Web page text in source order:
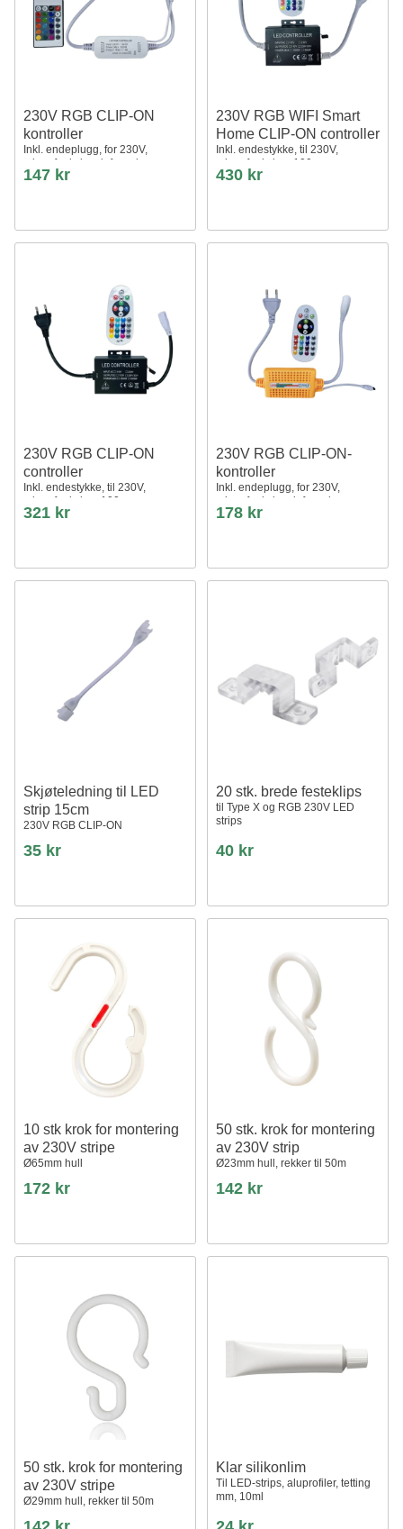
230V RGB CLIP-ON
kontroller
Inkl. endeplugg, for 230V,
minnefunksjon, infrarød
fjernkontroll, 50 m
147 kr
230V RGB WIFI Smart
Home CLIP-ON controller
Inkl. endestykke, til 230V,
minnefunksjon, 100 m
430 kr
230V RGB CLIP-ON
controller
Inkl. endestykke, til 230V,
minnefunksjon, 100 m
321 kr
230V RGB CLIP-ON-
kontroller
Inkl. endeplugg, for 230V,
minnefunksjon, infrarød
fjernkontroll, 100 m
178 kr
Skjøteledning til LED
strip 15cm
230V RGB CLIP-ON
35 kr
20 stk. brede festeklips
til Type X og RGB 230V LED
strips
40 kr
10 stk krok for montering
av 230V stripe
Ø65mm hull
172 kr
50 stk. krok for montering
av 230V strip
Ø23mm hull, rekker til 50m
142 kr
50 stk. krok for montering
av 230V stripe
Ø29mm hull, rekker til 50m
Klar silikonlim
Til LED-strips, aluprofiler, tetting
mm, 10ml